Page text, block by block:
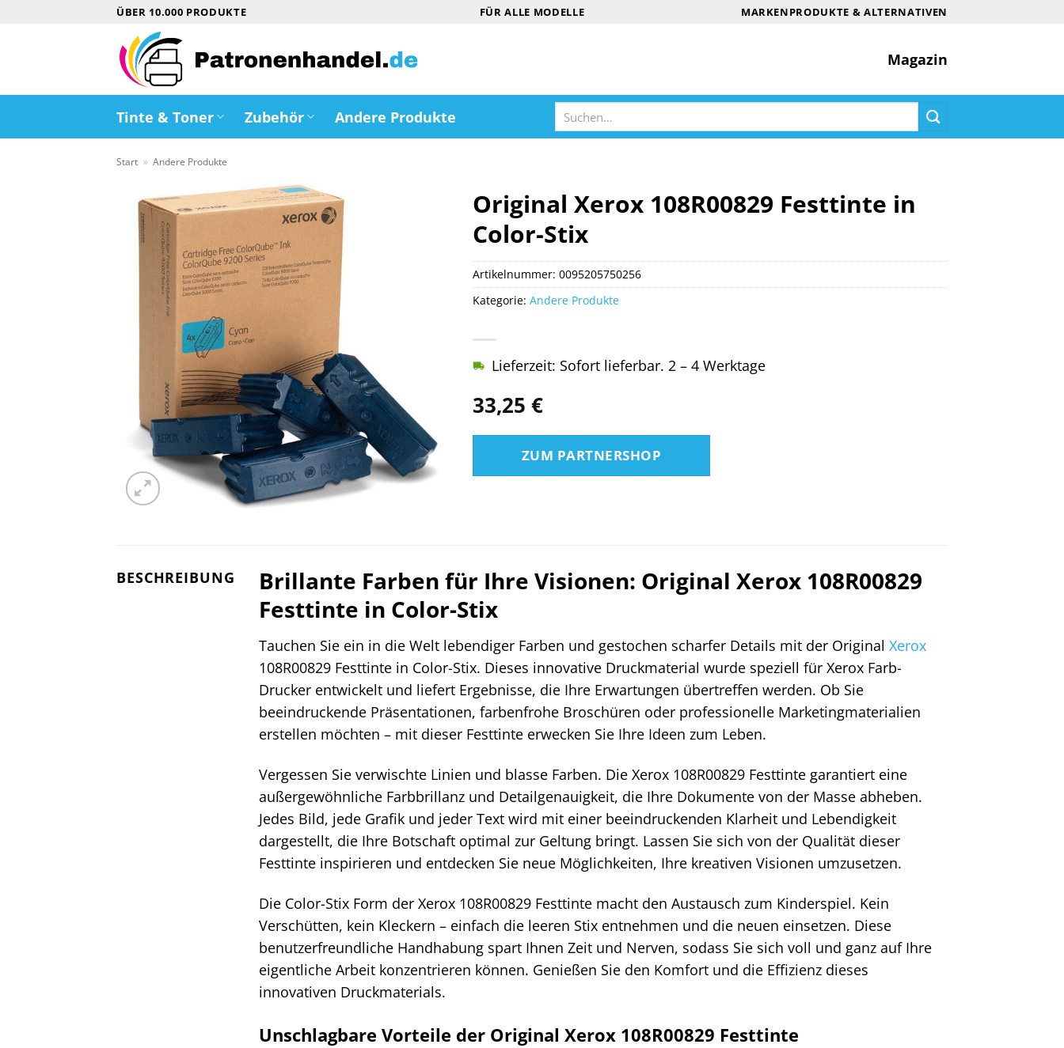
ÜBER 10.000 PRODUKTE FÜR ALLE MODELLE MARKENPRODUKTE & ALTERNATIVEN
Magazin
Tinte & Toner Zubehör Andere Produkte
Suchen
nach:
Start » Andere Produkte
Original Xerox 108R00829 Festtinte in
Color-Stix
33,25 €
Lieferzeit: Sofort lieferbar. 2 – 4 Werktage
ZUM PARTNERSHOP
Artikelnummer: 0095205750256
Kategorie: Andere Produkte
BESCHREIBUNG
Brillante Farben für Ihre Visionen: Original Xerox 108R00829
Festtinte in Color-Stix
Tauchen Sie ein in die Welt lebendiger Farben und gestochen scharfer Details mit der Original Xerox
108R00829 Festtinte in Color-Stix. Dieses innovative Druckmaterial wurde speziell für Xerox Farb-
Drucker entwickelt und liefert Ergebnisse, die Ihre Erwartungen übertreffen werden. Ob Sie
beeindruckende Präsentationen, farbenfrohe Broschüren oder professionelle Marketingmaterialien
erstellen möchten – mit dieser Festtinte erwecken Sie Ihre Ideen zum Leben.
Vergessen Sie verwischte Linien und blasse Farben. Die Xerox 108R00829 Festtinte garantiert eine
außergewöhnliche Farbbrillanz und Detailgenauigkeit, die Ihre Dokumente von der Masse abheben.
Jedes Bild, jede Grafik und jeder Text wird mit einer beeindruckenden Klarheit und Lebendigkeit
dargestellt, die Ihre Botschaft optimal zur Geltung bringt. Lassen Sie sich von der Qualität dieser
Festtinte inspirieren und entdecken Sie neue Möglichkeiten, Ihre kreativen Visionen umzusetzen.
Die Color-Stix Form der Xerox 108R00829 Festtinte macht den Austausch zum Kinderspiel. Kein
Verschütten, kein Kleckern – einfach die leeren Stix entnehmen und die neuen einsetzen. Diese
benutzerfreundliche Handhabung spart Ihnen Zeit und Nerven, sodass Sie sich voll und ganz auf Ihre
eigentliche Arbeit konzentrieren können. Genießen Sie den Komfort und die Effizienz dieses
innovativen Druckmaterials.
Unschlagbare Vorteile der Original Xerox 108R00829 Festtinte